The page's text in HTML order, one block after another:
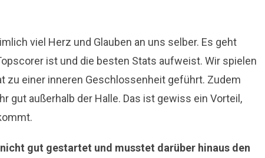
viel Herz und Glauben an uns selber. Es geht
ist und die besten Stats aufweist. Wir spielen
zu einer inneren Geschlossenheit geführt. Zudem
gut außerhalb der Halle. Das ist gewiss ein Vorteil,
gut gestartet und musstet darüber hinaus den